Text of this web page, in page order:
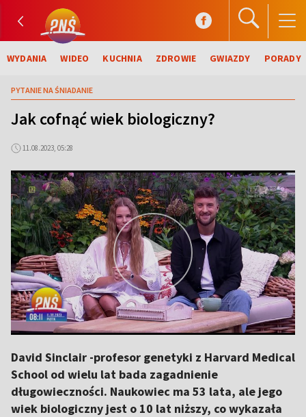
WYDANIA WIDEO KUCHNIA ZDROWIE GWIAZDY PORADY
PYTANIE NA ŚNIADANIE
Jak cofnąć wiek biologiczny?
11.08.2023, 05:28
David Sinclair -profesor genetyki z Harvard Medical
School od wielu lat bada zagadnienie
długowieczności. Naukowiec ma 53 lata, ale jego
wiek biologiczny jest o 10 lat niższy, co wykazała